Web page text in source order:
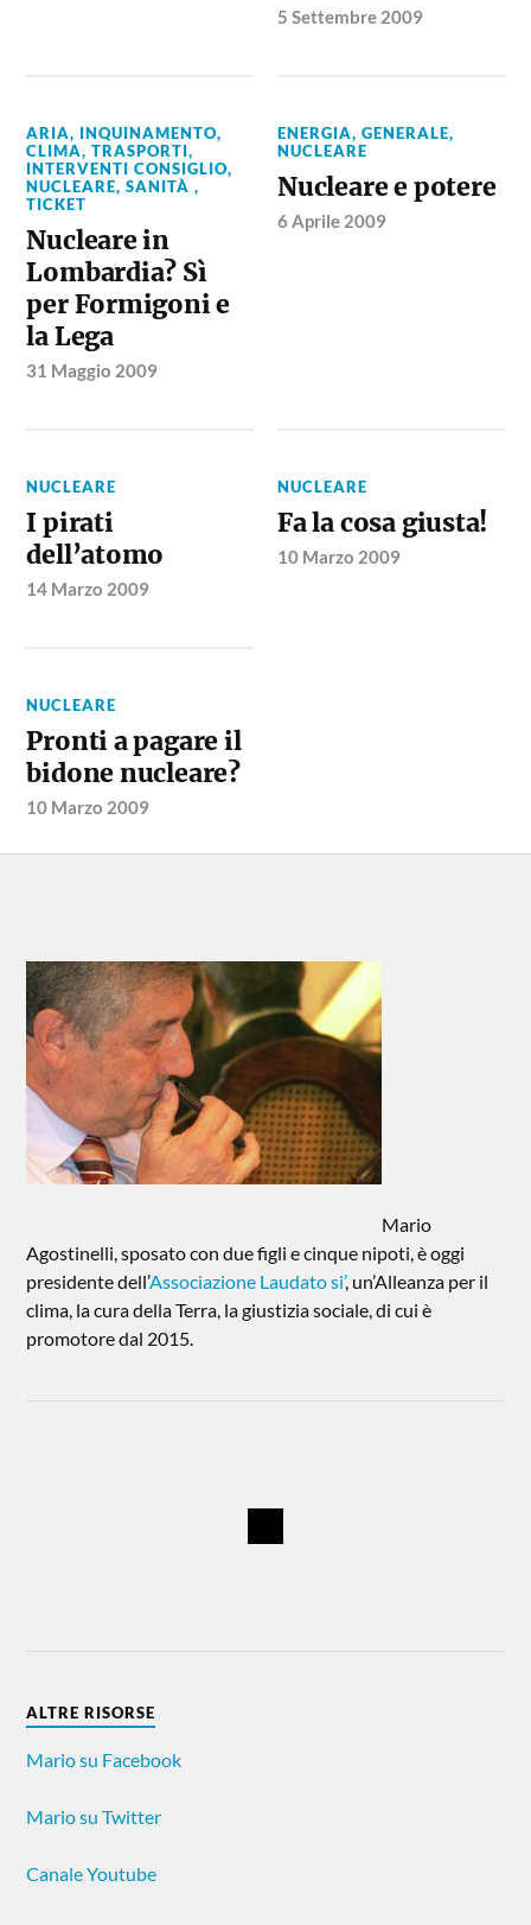
5 Settembre 2009
ARIA, INQUINAMENTO,
CLIMA, TRASPORTI,
INTERVENTI CONSIGLIO,
NUCLEARE,SANITÀ ,
TICKET
Nucleare in
Lombardia? Sì
per Formigoni e
la Lega
31 Maggio 2009
ENERGIA,GENERALE,
NUCLEARE
Nucleare e potere
6 Aprile 2009
NUCLEARE
I pirati
dell’atomo
14 Marzo 2009
NUCLEARE
Fa la cosa giusta!
10 Marzo 2009
NUCLEARE
Pronti a pagare il
bidone nucleare?
10 Marzo 2009
Mario
Agostinelli, sposato con due figli e cinque nipoti, è oggi
presidente dell’Associazione Laudato si’, un’Alleanza per il
clima, la cura della Terra, la giustizia sociale, di cui è
promotore dal 2015.
ALTRE RISORSE
Mario su Facebook
Mario su Twitter
Canale Youtube